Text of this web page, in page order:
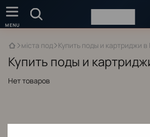
міста под Купить поды и картриджи в
Купить поды и
Нет товаров